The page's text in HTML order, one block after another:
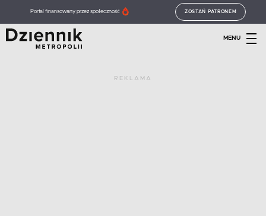
Portal finansowany przez społeczność ZOSTAŃ PATRONEM
MENU
REKLAMA